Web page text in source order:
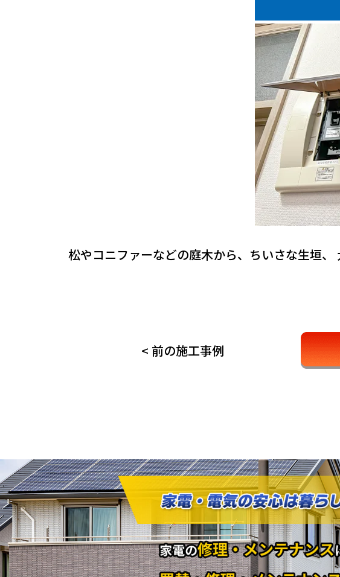
松やコニファーなどの庭木から、ちいさな生垣、
< 前の施工事例